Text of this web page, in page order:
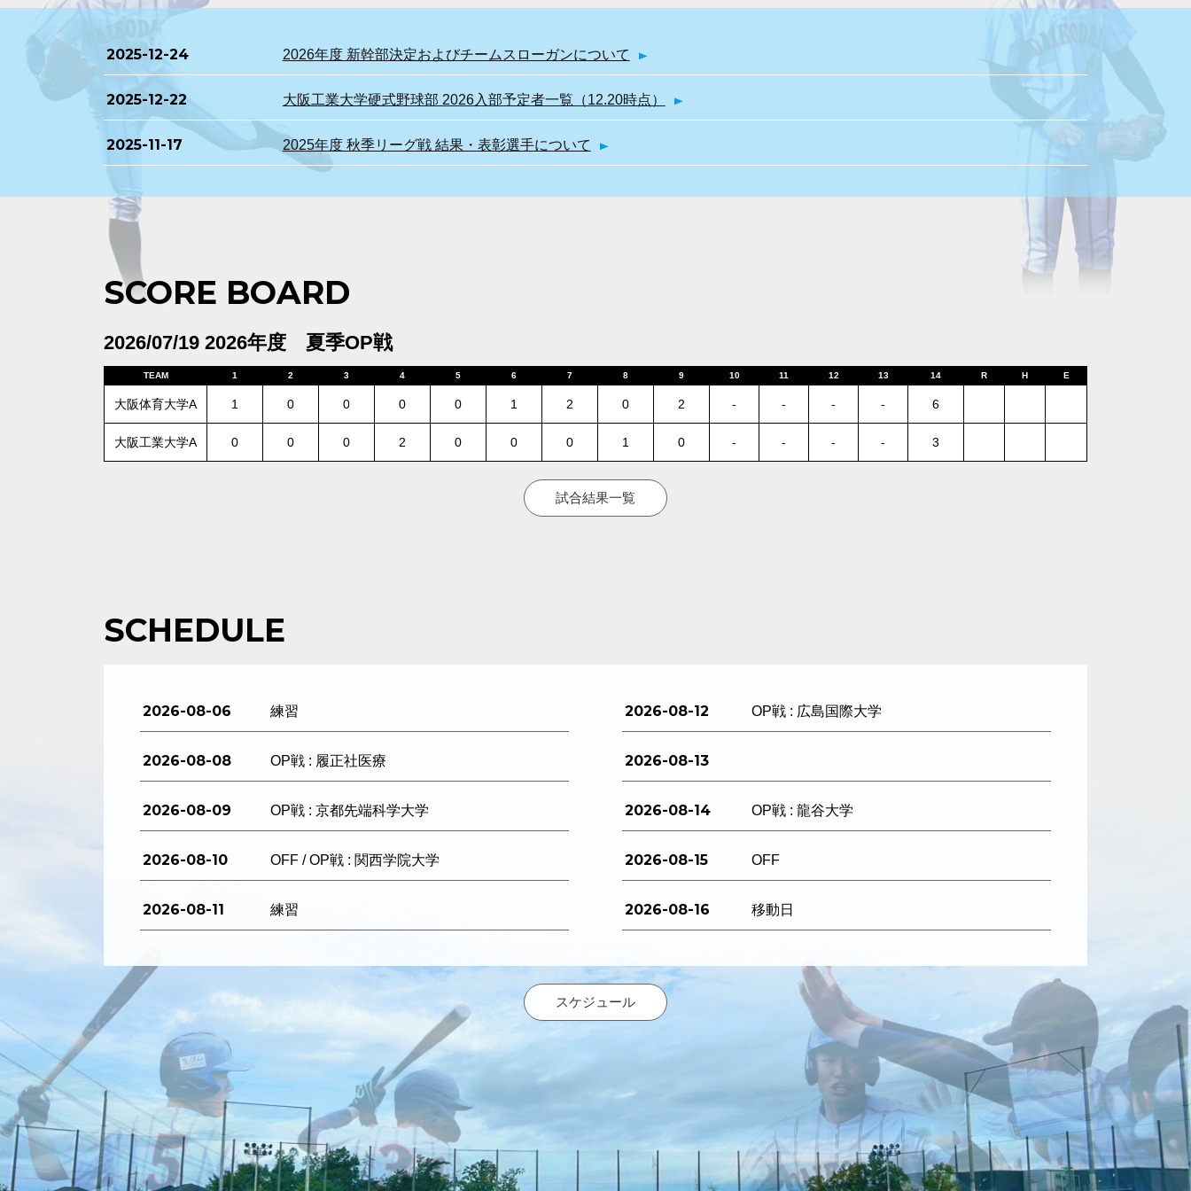
2025-12-24 2026年度 新幹部決定およびチームスローガンについて
2025-12-22 大阪工業大学硬式野球部 2026入部予定者一覧（12.20時点）
2025-11-17 2025年度 秋季リーグ戦 結果・表彰選手について
SCORE BOARD
2026/07/19 2026年度 夏季OP戦
TEAM 1 2 3 4 5 6 7 8 9 10 11 12 13 14 R H E
大阪体育大学A 1 0 0 0 0 1 2 0 2 - - - - 6
大阪工業大学A 0 0 0 2 0 0 0 1 0 - - - - 3
試合結果一覧
SCHEDULE
2026-08-06 練習
2026-08-08 OP戦 : 履正社医療
2026-08-09 OP戦 : 京都先端科学大学
2026-08-10 OFF / OP戦 : 関西学院大学
2026-08-11 練習
2026-08-12 OP戦 : 広島国際大学
2026-08-13
2026-08-14 OP戦 : 龍谷大学
2026-08-15 OFF
2026-08-16 移動日
スケジュール